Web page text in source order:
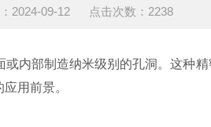
：2024-09-12 点击次数：2238
部制造纳米级别的孔洞。这种
用前景。